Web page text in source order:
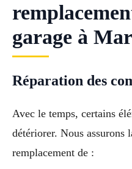
garage à
Réparation des
Avec le temps, certains
détériorer. Nous assurons
remplacement de :